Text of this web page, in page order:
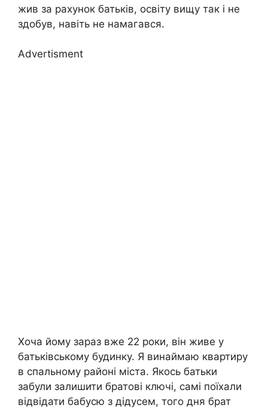
жив за рахунок батьків, освіту вищу так і не
здобув, навіть не намагався.
Advertisment
Хоча йому зараз вже 22 роки, він живе у
батьківському будинку. Я винаймаю квартиру
в спальному районі міста. Якось батьки
забули залишити братові ключі, самі поїхали
відвідати бабусю з дідусем, того дня брат